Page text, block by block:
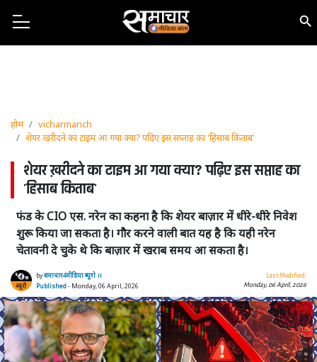
होम
vicharmanch
शेयर ख़रीदने का टाइम आ गया क्या? पढ़िए इस सप्ताह का 'हिसाब किताब'
शेयर ख़रीदने का टाइम आ गया क्या? पढ़िए इस सप्ताह का
'हिसाब किताब'
फंड के CIO एस. नरेन का कहना है कि शेयर बाज़ार में धीरे-धीरे निवेश
शुरू किया जा सकता है। गौर करने वाली बात यह है कि यही नरेन
चेतावनी दे चुके थे कि बाज़ार में खराब समय आ सकता है।
byसमाचार4मीडिया ब्यूरो ।।
Published- Monday, 06 April, 2026
Last Modified:
Monday, 06 April, 2026